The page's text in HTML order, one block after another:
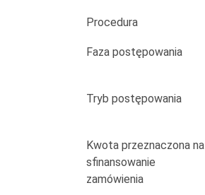
Świnoujściu
Procedura
Faza postępowania
Tryb postępowania
Kwota przeznaczona na
sfinansowanie
zamówienia